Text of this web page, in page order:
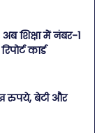
शिक्षा में नंबर-1
कार्ड
रुपये, बेटी और